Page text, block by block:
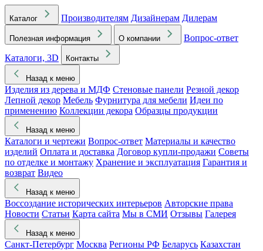
Каталог Производителям Дизайнерам Дилерам
Полезная информация О компании
Вопрос-ответ
Каталоги, 3D
Контакты
Назад к меню
Изделия из дерева и МДФ Стеновые панели Резной декор
Лепной декор Мебель Фурнитура для мебели Идеи по
применению Коллекции декора Образцы продукции
Назад к меню
Каталоги и чертежи Вопрос-ответ Материалы и качество
изделий Оплата и доставка Договор купли-продажи Советы
по отделке и монтажу Хранение и эксплуатация Гарантия и
возврат Видео
Назад к меню
Воссоздание исторических интерьеров Авторские права
Новости Статьи Карта сайта Мы в СМИ Отзывы Галерея
Назад к меню
Санкт-Петербург Москва Регионы РФ Беларусь Казахстан